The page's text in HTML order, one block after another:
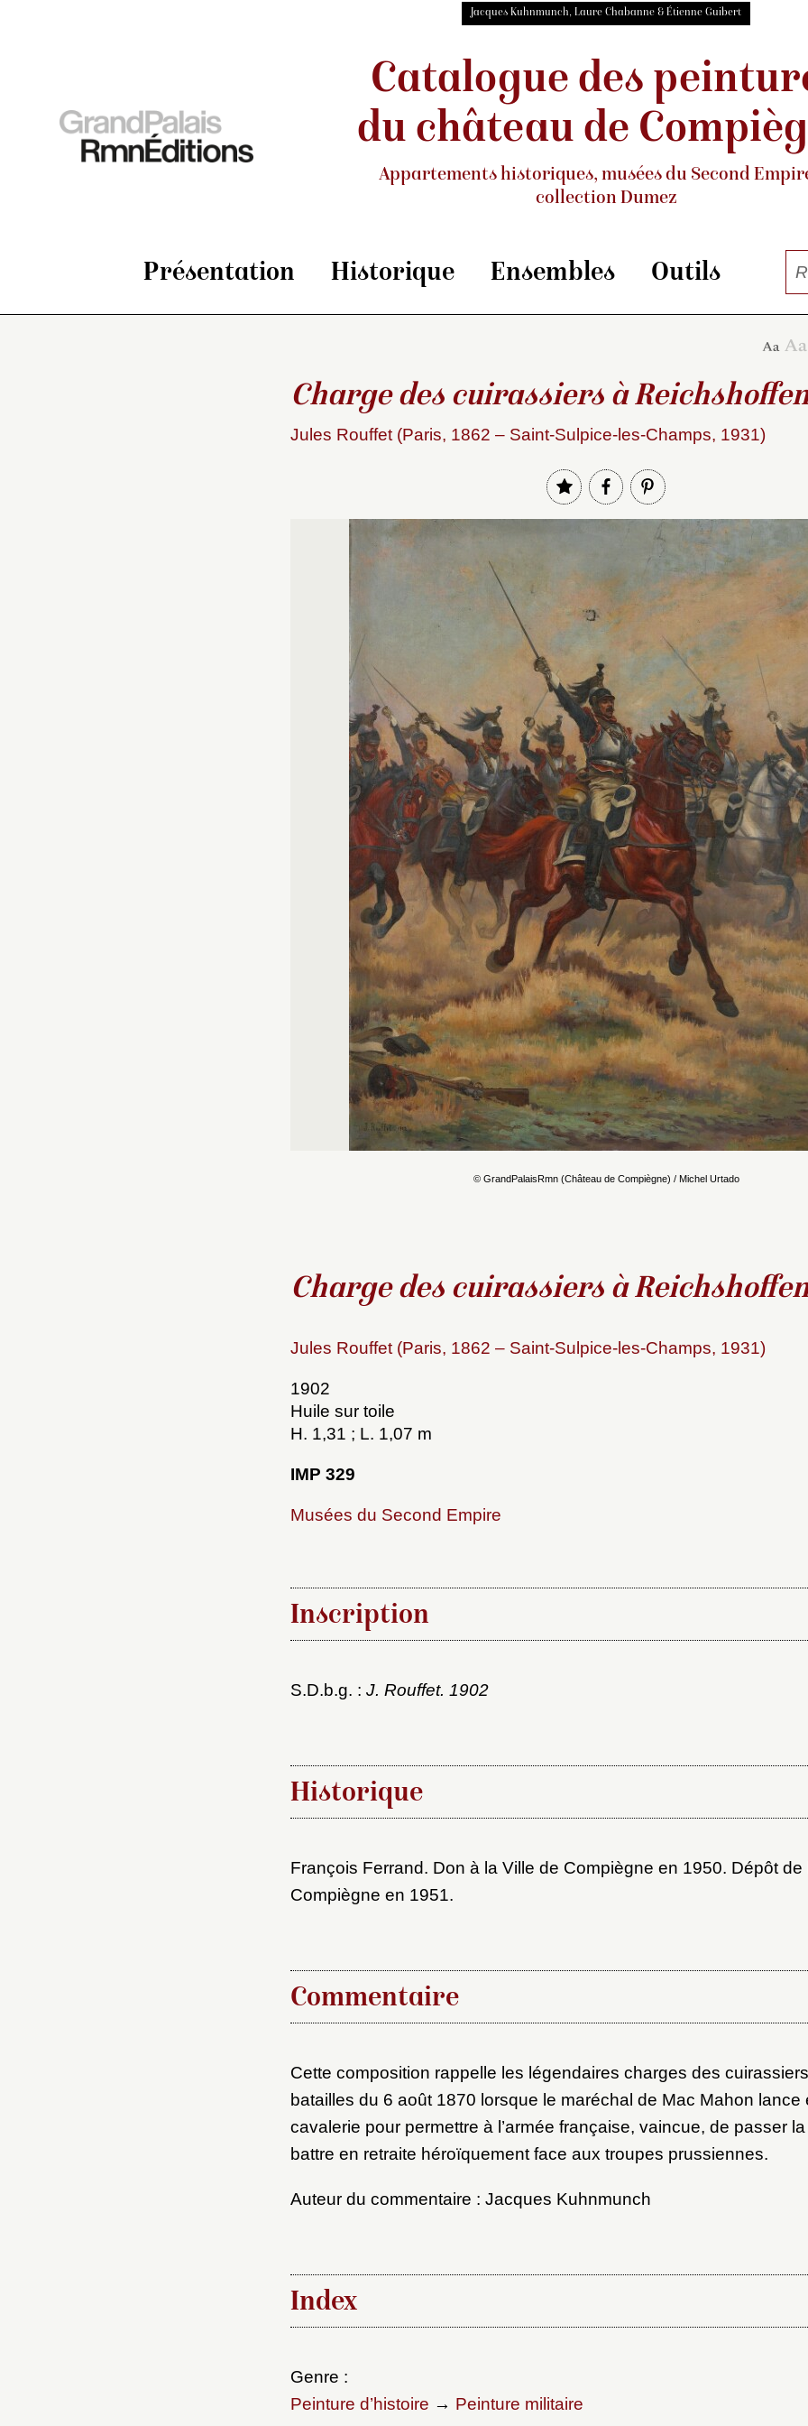
Jacques Kuhnmunch, Laure Chabanne & Étienne Guibert
Catalogue des
du château de
Appartements historiques, muséesdu Second
collection Dumez
Présentation Historique Ensembles Outils
Charge des cuirassiers à
Jules Rouffet (Paris, 1862 – Saint-Sulpice-les-Champs, 1931)
© GrandPalaisRmn (Château de Compiègne) / Michel Urtado
Charge des cuirassiers à
Jules Rouffet (Paris, 1862 – Saint-Sulpice-les-Champs, 1931)
1902
Huile sur toile
H. 1,31 ; L. 1,07 m
IMP 329
Musées du Second Empire
Inscription
S.D.b.g. : J. Rouffet. 1902
Historique
François Ferrand. Don à la Ville de Compiègne en 1950. Dépôt de
Compiègne en 1951.
Commentaire
Cette composition rappelle les légendaires charges des
batailles du 6 août 1870 lorsque le maréchal de Mac Mahon lance
cavalerie pour permettre à l’armée française, vaincue, de passer
battre en retraite héroïquement face aux troupes prussiennes.
Auteur du commentaire : Jacques Kuhnmunch
Index
Genre :
Peinture d’histoire → Peinture militaire
Choix du dossier où ajouter la
Nom du dossier
Nouveau dossier